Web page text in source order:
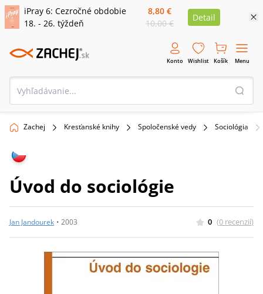
iPray 6: Cezročné obdobie
18. - 26. týždeň
8,80 €
10,00 €
Detail
Konto Wishlist Košík Menu
Zachej Kresťanské knihy Spoločenské vedy Sociológia
Úvod do sociológie
Jan Jandourek • 2003 0 (0 recenzií)